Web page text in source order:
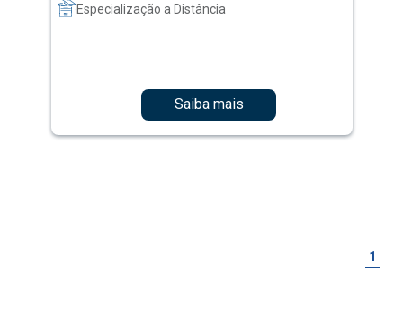
Especialização a Distância
Saiba mais
1